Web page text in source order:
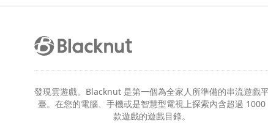
發現雲遊戲。Blacknut 是第一個為全家人所準備的串流遊戲
臺。在您的電腦、手機或是智慧型電視上探索內含超過 1000
款遊戲的遊戲目錄。